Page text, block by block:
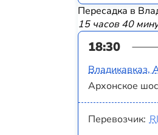
Пересадка в
15 часов 40
18:30
Владикавказ,
Архонское
Перевозчик: